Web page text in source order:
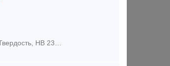
1. Клин фрикционный (Ханина) М1698.00.003 ТУ 3183-234-01124323-2007 Масса, кг 16,2 Твердость, HB 230-275 Размер, мм 237*190*178 Материал СЧ 35 Условный но